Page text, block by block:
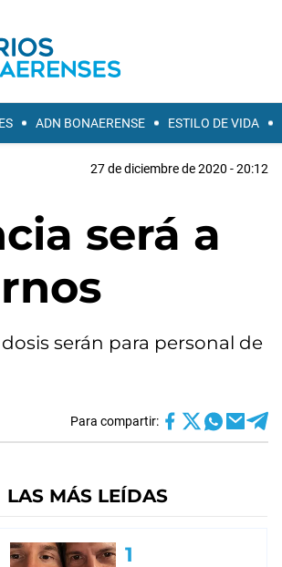
ADN BONAERENSE ESTILO DE VIDA
27 de diciembre de 2020 - 20:12
será a
serán para personal de
Para compartir:
LAS MÁS LEÍDAS